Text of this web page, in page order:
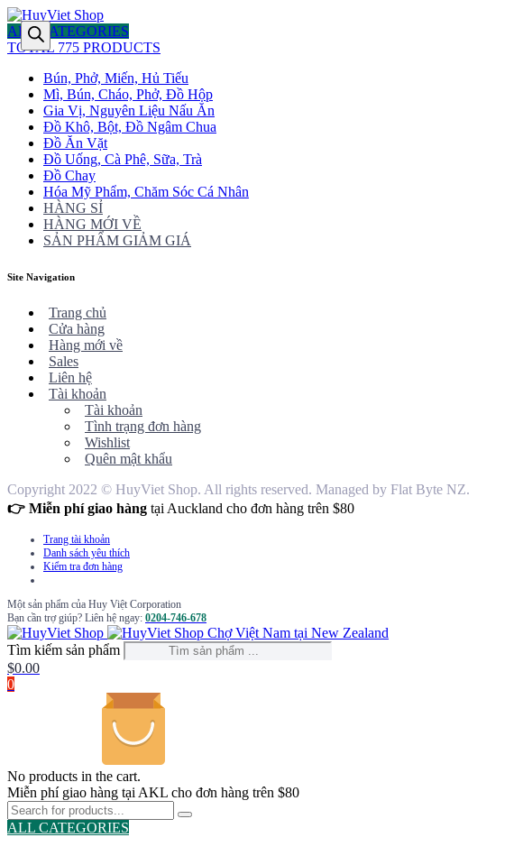
ALL CATEGORIES
TOTAL 775 PRODUCTS
Bún, Phở, Miến, Hủ Tiếu
Mì, Bún, Cháo, Phở, Đồ Hộp
Gia Vị, Nguyên Liệu Nấu Ăn
Đồ Khô, Bột, Đồ Ngâm Chua
Đồ Ăn Vặt
Đồ Uống, Cà Phê, Sữa, Trà
Đồ Chay
Hóa Mỹ Phẩm, Chăm Sóc Cá Nhân
HÀNG SỈ
HÀNG MỚI VỀ
SẢN PHẨM GIẢM GIÁ
Site Navigation
Trang chủ
Cửa hàng
Hàng mới về
Sales
Liên hệ
Tài khoản
Tài khoản
Tình trạng đơn hàng
Wishlist
Quên mật khẩu
Copyright 2022 © HuyViet Shop. All rights reserved. Managed by Flat Byte NZ.
👉 Miễn phí giao hàng tại Auckland cho đơn hàng trên $80
Trang tài khoản
Danh sách yêu thích
Kiểm tra đơn hàng
Một sản phẩm của Huy Việt Corporation
Bạn cần trợ giúp? Liên hệ ngay: 0204-746-678
Chợ Việt Nam tại New Zealand
Tìm kiếm sản phẩm
$0.00
0
No products in the cart.
Miễn phí giao hàng tại AKL cho đơn hàng trên $80
ALL CATEGORIES